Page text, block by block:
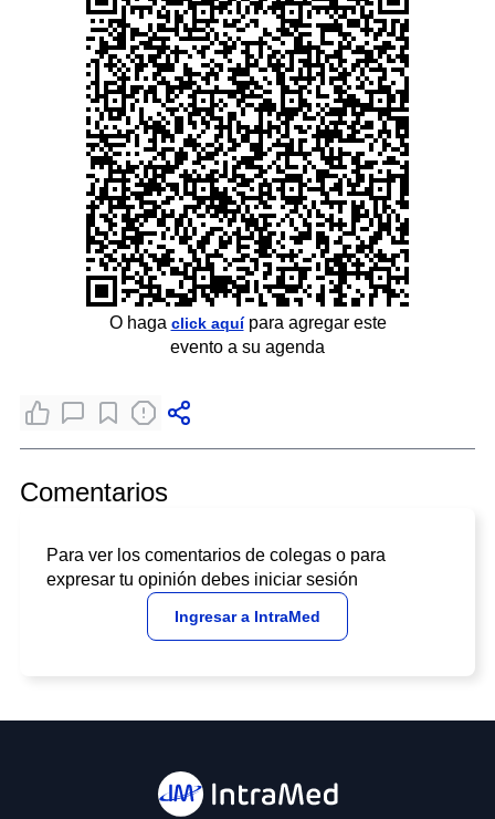
O haga click aquípara agregar este
evento a su agenda
Comentarios
Para ver los comentarios de colegas o para
expresar tu opinión debes iniciar sesión
Ingresar a IntraMed